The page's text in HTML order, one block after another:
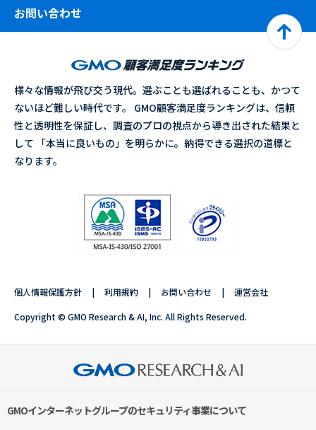
お問い合わせ
様々な情報が飛び交う現代。選ぶことも選ばれることも、かつて
ないほど難しい時代です。 GMO顧客満足度ランキングは、信頼
性と透明性を保証し、調査のプロの視点から導き出された結果と
して 「本当に良いもの」を明らかに。納得できる選択の道標と
なります。
個人情報保護方針 利用規約 お問い合わせ 運営会社
Copyright © GMO Research & AI, Inc. All Rights Reserved.
GMOインターネットグループのセキュリティ事業について